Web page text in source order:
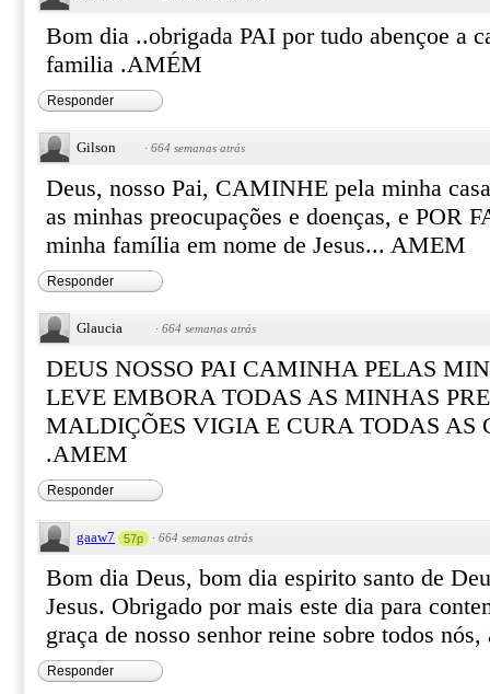
Bom dia ..obrigada PAI por tudo abençoe a
familia .AMÉM
Responder
Gilson · 664 semanas atrás
Deus, nosso Pai, CAMINHE pela minha
as minhas preocupações e doenças, e POR
minha família em nome de Jesus... AMEM
Responder
Glaucia · 664 semanas atrás
DEUS NOSSO PAI CAMINHA PELAS
LEVE EMBORA TODAS AS MINHAS
MALDIÇÕES VIGIA E CURA TODAS AS
.AMEM
Responder
gaaw7 57p · 664 semanas atrás
Bom dia Deus, bom dia espirito santo de
Jesus. Obrigado por mais este dia para
graça de nosso senhor reine sobre todos nós,
Responder